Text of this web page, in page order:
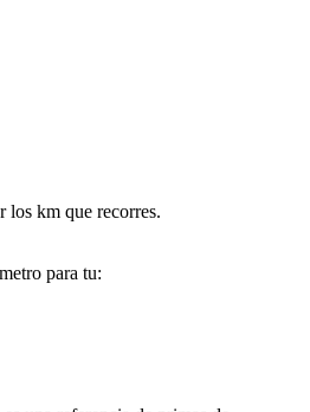
los km que recorres.
para tu: